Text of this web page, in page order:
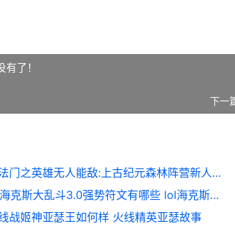
有了！
下一
魔法门之英雄无人能敌:上古纪元森林阵营新人开荒如何玩 魔法门之英雄无敌3死亡阴影手机版
lol海克斯大乱斗3.0强势符文有哪些 lol海克斯大乱斗高压锅
战姬神亚瑟王如何样 火线精英亚瑟故事